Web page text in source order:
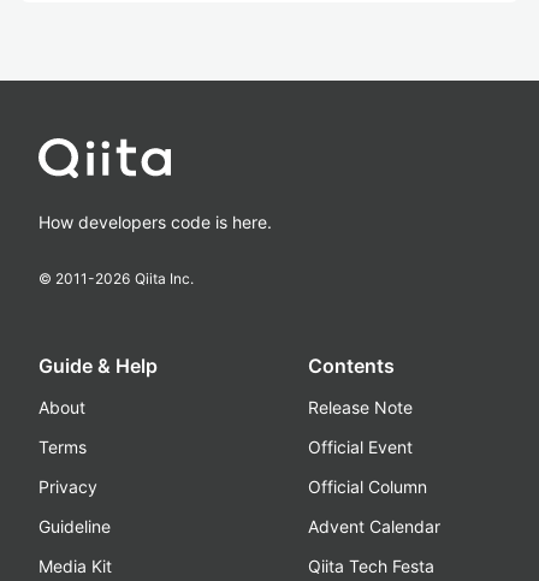
How developers code is here.
© 2011-2026 Qiita Inc.
Guide & Help
About
Terms
Privacy
Guideline
Media Kit
Contents
Release Note
Official Event
Official Column
Advent Calendar
Qiita Tech Festa